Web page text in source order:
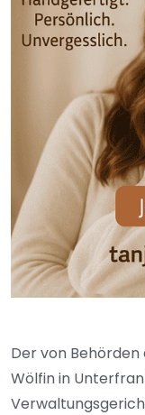
Der von
Wölfin in